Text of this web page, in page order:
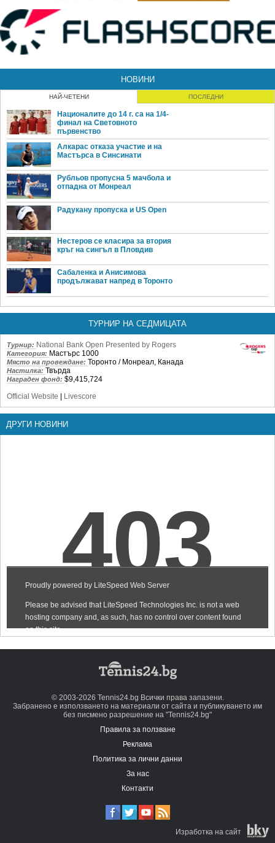
НОВИНИ
НАЙ-ЧЕТЕНИ ПОСЛЕДНИ
Националите до 14 г. са на 1/4-
финал на Световното
първенство
Алкарас отказа участие и на
Мастърса в Синсинати
Рубльов пропусна 5 мачбола и
отпадна от Монреал
Радукану пропуска и US Open
Нестеров се класира за втория
кръг на сингъл в Пловдив
Сабаленка и Анисимова
продължават напред в Торонто
ТУРНИР НА СЕДМИЦАТА
Турнир: National Bank Open Presented by Rogers
Категория: Мастърс 1000
Място на провеждане: Торонто / Монреал, Канада
Настилка: Твърда
Награден фонд: $9,415,724
Official Website | Livescore
ДРУГИ НОВИНИ
© 2003-2026 Tennis24.bg Всички права запазени.
Забранено е използването на материали от сайта и публикуването им
без писмено разрешение на "Tennis24.bg"
Правила за ползване
Реклама
Политика за лични данни
За нас
Контакти
Изработка на сайт